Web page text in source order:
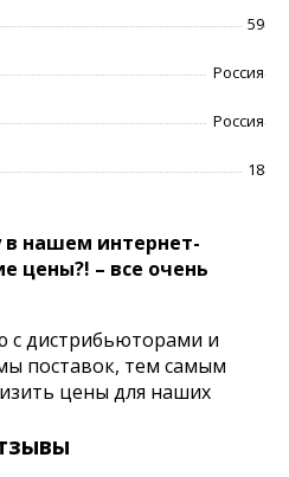
59
Россия
Россия
18
в нашем интернет-
цены?! – все очень
дистрибьюторами и
поставок, тем самым
цены для наших